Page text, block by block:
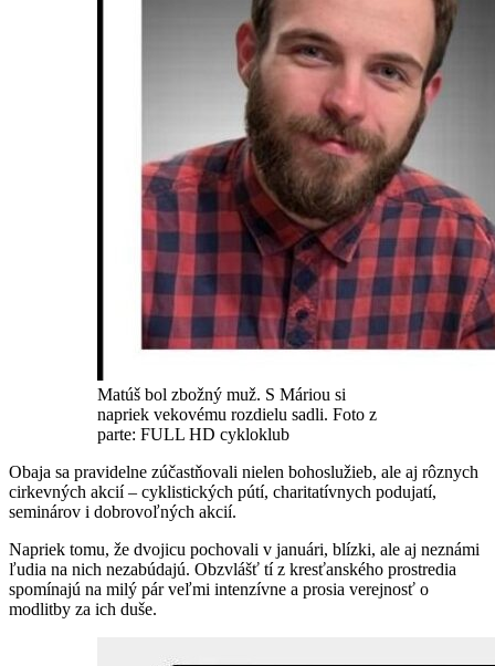
Matúš bol zbožný muž. S Máriou si
napriek vekovému rozdielu sadli. Foto z
parte: FULL HD cykloklub
Obaja sa pravidelne zúčastňovali nielen bohoslužieb, ale aj rôznych
cirkevných akcií – cyklistických pútí, charitatívnych podujatí,
seminárov i dobrovoľných akcií.
Napriek tomu, že dvojicu pochovali v januári, blízki, ale aj neznámi
ľudia na nich nezabúdajú. Obzvlášť tí z kresťanského prostredia
spomínajú na milý pár veľmi intenzívne a prosia verejnosť o
modlitby za ich duše.